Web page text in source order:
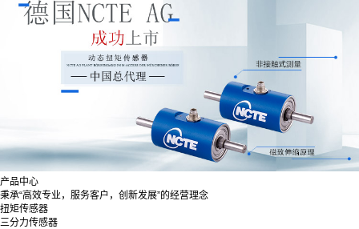
产品中心
秉承“高效专业，服务客户，创新发展”的经营理念
扭矩传感器
三分力传感器